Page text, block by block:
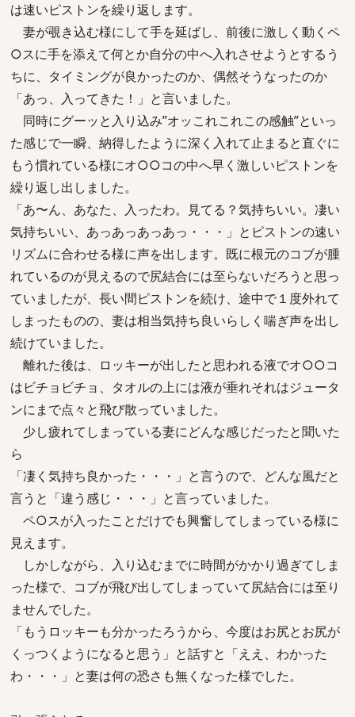
は速いピストンを繰り返します。
妻が覗き込む様にして手を延ばし、前後に激しく動くペ
○スに手を添えて何とか自分の中へ入れさせようとするう
ちに、タイミングが良かったのか、偶然そうなったのか
「あっ、入ってきた！」と言いました。
同時にグーッと入り込み”オッこれこれこの感触”といっ
た感じで一瞬、納得したように深く入れて止まると直ぐに
もう慣れている様にオ○○コの中へ早く激しいピストンを
繰り返し出しました。
「あ〜ん、あなた、入ったわ。見てる？気持ちいい。凄い
気持ちいい、あっあっあっあっ・・・」とピストンの速い
リズムに合わせる様に声を出します。既に根元のコブが腫
れているのが見えるので尻結合には至らないだろうと思っ
ていましたが、長い間ピストンを続け、途中で１度外れて
しまったものの、妻は相当気持ち良いらしく喘ぎ声を出し
続けていました。
離れた後は、ロッキーが出したと思われる液でオ○○コ
はビチョビチョ、タオルの上には液が垂れそれはジュータ
ンにまで点々と飛び散っていました。
少し疲れてしまっている妻にどんな感じだったと聞いた
ら
「凄く気持ち良かった・・・」と言うので、どんな風だと
言うと「違う感じ・・・」と言っていました。
ペ○スが入ったことだけでも興奮してしまっている様に
見えます。
しかしながら、入り込むまでに時間がかかり過ぎてしま
った様で、コブが飛び出してしまっていて尻結合には至り
ませんでした。
「もうロッキーも分かったろうから、今度はお尻とお尻が
くっつくようになると思う」と話すと「ええ、わかった
わ・・・」と妻は何の恐さも無くなった様でした。